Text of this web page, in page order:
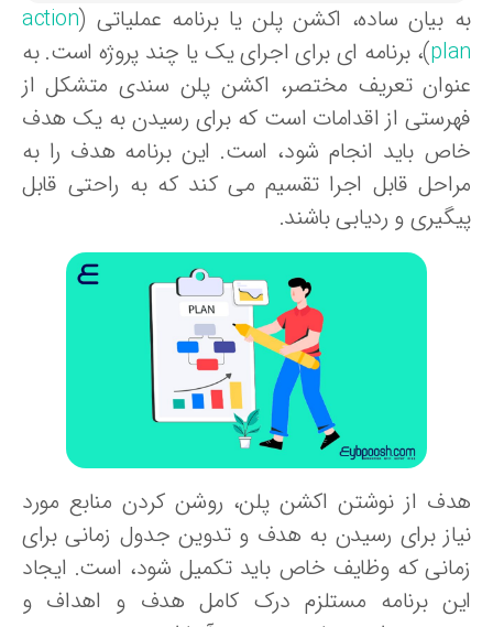
بیان ساده، اکشن پلن یا برنامه عملیاتی (action
)، برنامه ای برای اجرای یک یا چند پروژه است. به
تعریف مختصر، اکشن پلن سندی متشکل از
از اقدامات است که برای رسیدن به یک هدف
باید انجام شود، است. این برنامه هدف را به
قابل اجرا تقسیم می کند که به راحتی قابل
و ردیابی باشند.
از نوشتن اکشن پلن، روشن کردن منابع مورد
برای رسیدن به هدف و تدوین جدول زمانی برای
که وظایف خاص باید تکمیل شود، است. ایجاد
برنامه مستلزم درک کامل هدف و اهداف و